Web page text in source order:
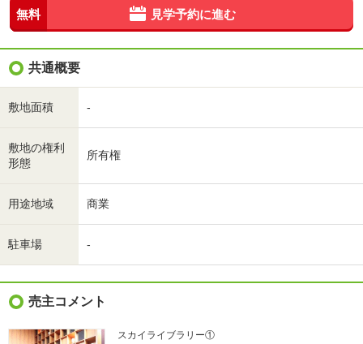
無料 見学予約に進む
共通概要
敷地面積 -
敷地の権利
形態
所有権
用途地域 商業
駐車場 -
売主コメント
スカイライブラリー①